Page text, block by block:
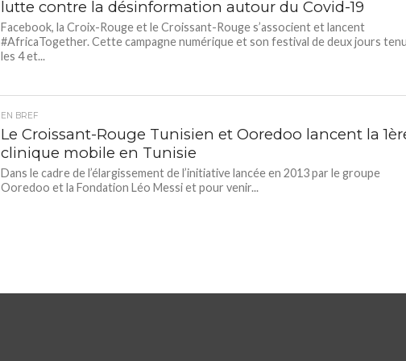
lutte contre la désinformation autour du Covid-19
Facebook, la Croix-Rouge et le Croissant-Rouge s’associent et lancent
#AfricaTogether. Cette campagne numérique et son festival de deux jours
les 4 et...
EN BREF
Le Croissant-Rouge Tunisien et Ooredoo lancent la
clinique mobile en Tunisie
Dans le cadre de l’élargissement de l’initiative lancée en 2013 par le groupe
Ooredoo et la Fondation Léo Messi et pour venir...